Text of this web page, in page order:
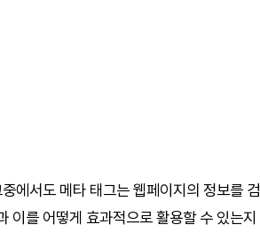
에서도 메타 태그는 웹페이지의 정보를 검
이를 어떻게 효과적으로 활용할 수 있는지